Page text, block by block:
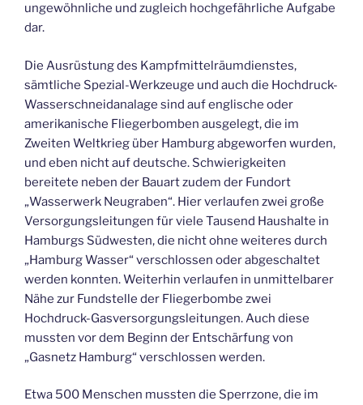
ungewöhnliche und zugleich hochgefährliche Aufgabe
dar.
Die Ausrüstung des Kampfmittelräumdienstes,
sämtliche Spezial-Werkzeuge und auch die Hochdruck-
Wasserschneidanalage sind auf englische oder
amerikanische Fliegerbomben ausgelegt, die im
Zweiten Weltkrieg über Hamburg abgeworfen wurden,
und eben nicht auf deutsche. Schwierigkeiten
bereitete neben der Bauart zudem der Fundort
„Wasserwerk Neugraben“. Hier verlaufen zwei große
Versorgungsleitungen für viele Tausend Haushalte in
Hamburgs Südwesten, die nicht ohne weiteres durch
„Hamburg Wasser“ verschlossen oder abgeschaltet
werden konnten. Weiterhin verlaufen in unmittelbarer
Nähe zur Fundstelle der Fliegerbombe zwei
Hochdruck-Gasversorgungsleitungen. Auch diese
mussten vor dem Beginn der Entschärfung von
„Gasnetz Hamburg“ verschlossen werden.
Etwa 500 Menschen mussten die Sperrzone, die im